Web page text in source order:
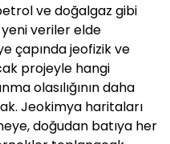
ve doğalgaz gibi
veriler elde
çapında jeofizik ve
projeyle hangi
olasılığının daha
Jeokimya haritaları
doğudan batıya her